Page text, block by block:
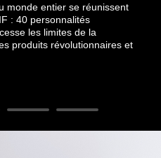
monde entier se réunissent
: 40 personnalités
les limites de la
produits révolutionnaires et